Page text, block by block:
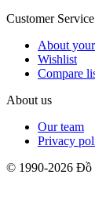
Customer Service
About
Wishlist
Compare
About us
Our team
Privacy
© 1990-2026 Đồ